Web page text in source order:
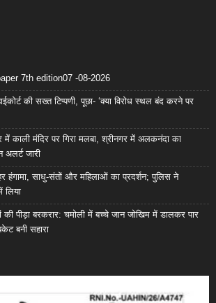
7th edition07 -08-2026
की सख्त टिप्पणी, पूछा- ‘क्या विरोध स्थल बंद करने पर
में काली मंदिर पर गिरा मलबा, श्रीनगर में अलकनंदा का
जारी
हंगामा, साधु-संतों और महिलाओं का प्रदर्शन; पुलिस ने
लिया
की पीड़ा बरकरार: चमोली में बच्चे जान जोखिम में डालकर पार
बनी सहारा